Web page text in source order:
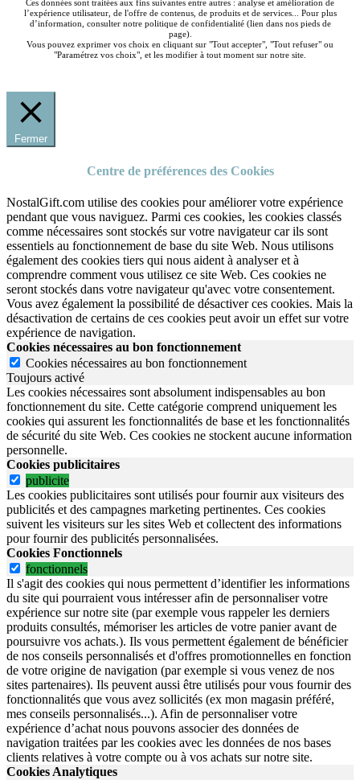
Ces données sont traitées aux fins suivantes entre autres : analyse et amélioration de
l’expérience utilisateur, de l'offre de contenus, de produits et de services... Pour plus
d’information, consulter notre politique de confidentialité (lien dans nos pieds de
page).
Vous pouvez exprimer vos choix en cliquant sur "Tout accepter", "Tout refuser" ou
"Paramétrez vos choix", et les modifier à tout moment sur notre site.
Fermer
Centre de préférences des Cookies
NostalGift.com utilise des cookies pour améliorer votre expérience
pendant que vous naviguez. Parmi ces cookies, les cookies classés
comme nécessaires sont stockés sur votre navigateur car ils sont
essentiels au fonctionnement de base du site Web. Nous utilisons
également des cookies tiers qui nous aident à analyser et à
comprendre comment vous utilisez ce site Web. Ces cookies ne
seront stockés dans votre navigateur qu'avec votre consentement.
Vous avez également la possibilité de désactiver ces cookies. Mais la
désactivation de certains de ces cookies peut avoir un effet sur votre
expérience de navigation.
Cookies nécessaires au bon fonctionnement
Cookies nécessaires au bon fonctionnement
Toujours activé
Les cookies nécessaires sont absolument indispensables au bon
fonctionnement du site. Cette catégorie comprend uniquement les
cookies qui assurent les fonctionnalités de base et les fonctionnalités
de sécurité du site Web. Ces cookies ne stockent aucune information
personnelle.
Cookies publicitaires
publicite
Les cookies publicitaires sont utilisés pour fournir aux visiteurs des
publicités et des campagnes marketing pertinentes. Ces cookies
suivent les visiteurs sur les sites Web et collectent des informations
pour fournir des publicités personnalisées.
Cookies Fonctionnels
fonctionnels
Il s'agit des cookies qui nous permettent d’identifier les informations
du site qui pourraient vous intéresser afin de personnaliser votre
expérience sur notre site (par exemple vous rappeler les derniers
produits consultés, mémoriser les articles de votre panier avant de
poursuivre vos achats.). Ils vous permettent également de bénéficier
de nos conseils personnalisés et d'offres promotionnelles en fonction
de votre origine de navigation (par exemple si vous venez de nos
sites partenaires). Ils peuvent aussi être utilisés pour vous fournir des
fonctionnalités que vous avez sollicités (ex mon magasin préféré,
mes conseils personnalisés...). Afin de personnaliser votre
expérience d’achat nous pouvons associer des données de
navigation traitées par les cookies avec les données de nos bases
clients relatives à votre compte ou à vos achats sur notre site.
Cookies Analytiques